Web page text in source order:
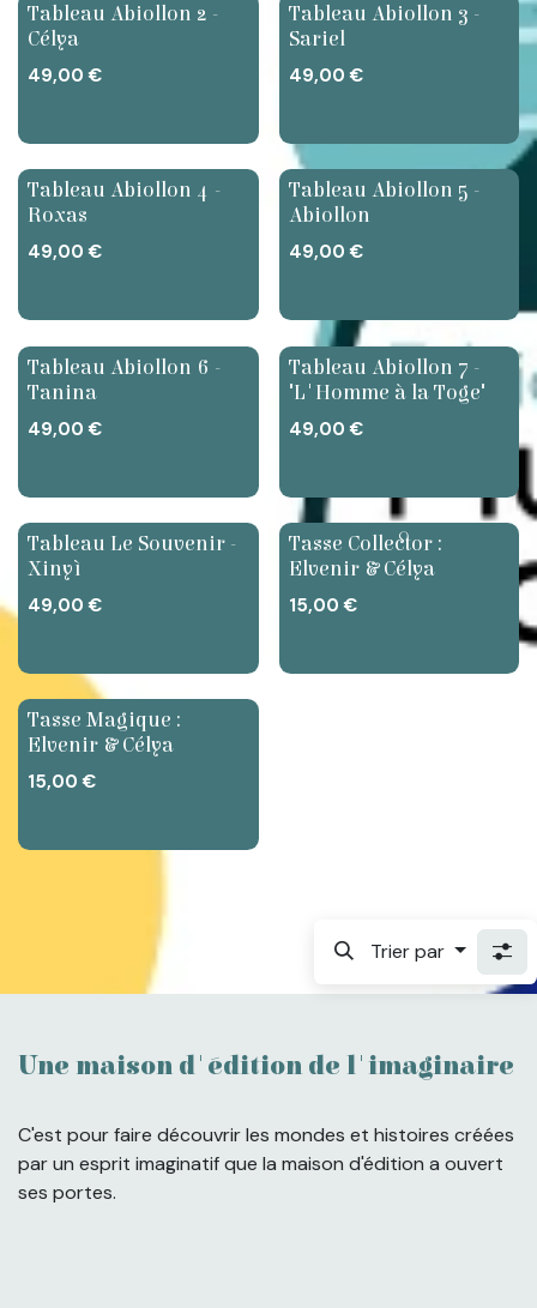
Tableau Abiollon 2 -
Célya
49,00 €
Tableau Abiollon 3 -
Sariel
49,00 €
Tableau Abiollon 4 -
Roxas
49,00 €
Tableau Abiollon 5 -
Abiollon
49,00 €
Tableau Abiollon 6 -
Tanina
49,00 €
Nouveau
Tableau Abiollon 7 -
"L'Homme à la Toge"
49,00 €
Tableau Le Souvenir -
Xinyì
49,00 €
Nouveau
Tasse Collector :
Elvenir & Célya
15,00 €
Tasse Magique :
Elvenir & Célya
15,00 €
Trier par
Une maison d'édition de l'imaginaire
C'est pour faire découvrir les mondes et histoires créées
par un esprit imaginatif que la maison d'édition a ouvert
ses portes.